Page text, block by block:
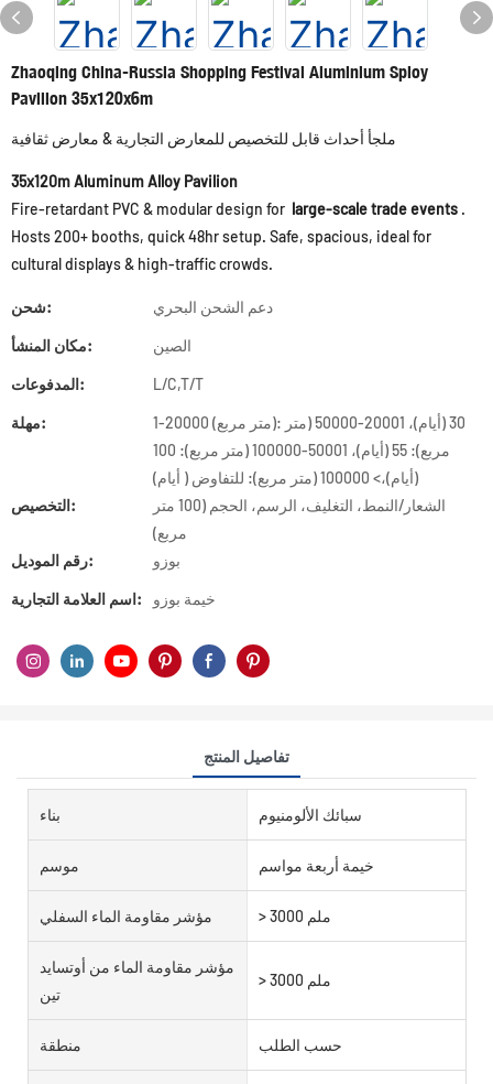
Zhaoqing China-Russia Shopping Festival Aluminium Sploy
Pavilion 35x120x6m
ملجأ أحداث قابل للتخصيص للمعارض التجارية & معارض ثقافية
35x120m Aluminum Alloy Pavilion
Fire-retardant PVC & modular design for large-scale trade events .
Hosts 200+ booths, quick 48hr setup. Safe, spacious, ideal for
cultural displays & high-traffic crowds.
شحن: دعم الشحن البحري
مكان المنشأ: الصين
المدفوعات: L/C,T/T
مهلة:
1-20000 (متر مربع): 30 (أيام)، 20001-50000 (متر
مربع): 55 (أيام)، 50001-100000 (متر مربع): 100
(أيام)،> 100000 (متر مربع): للتفاوض ( أيام)
التخصيص:
الشعار/النمط، التغليف، الرسم، الحجم (100 متر
مربع)
رقم الموديل:
بوزو
اسم العلامة التجارية: خيمة بوزو
تفاصيل المنتج
بناء سبائك الألومنيوم
موسم خيمة أربعة مواسم
مؤشر مقاومة الماء السفلي > 3000 ملم
مؤشر مقاومة الماء من أوتسايد
تين
> 3000 ملم
منطقة حسب الطلب